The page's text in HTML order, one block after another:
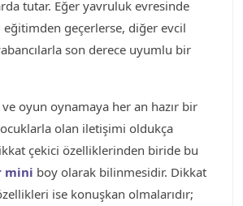
tutar. Eğer yavruluk evresinde
geçerlerse, diğer evcil
son derece uyumlu bir
oyun oynamaya her an hazır bir
olan iletişimi oldukça
çekici özelliklerinden biride bu
mini boy olarak bilinmesidir. Dikkat
ise konuşkan olmalarıdır;